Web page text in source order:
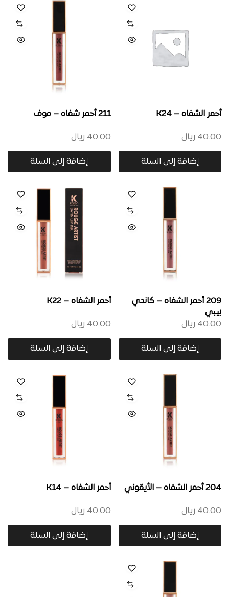
أحمر الشفاه – K24
40.00 ريال
إضافة إلى السلة
211 أحمر شفاه – موف
40.00 ريال
إضافة إلى السلة
209 أحمر الشفاه – كاندي
بيبي
40.00 ريال
إضافة إلى السلة
أحمر الشفاه – K22
40.00 ريال
إضافة إلى السلة
204 أحمر الشفاه – الأيقوني
40.00 ريال
إضافة إلى السلة
أحمر الشفاه – K14
40.00 ريال
إضافة إلى السلة